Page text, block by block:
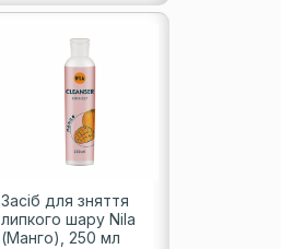
Засіб для зняття
липкого шару Nila
(Манго), 250 мл